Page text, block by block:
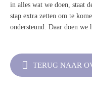
in alles wat we doen, staat
stap extra zetten om te
ondersteund. Daar doen we
TERUG NAAR